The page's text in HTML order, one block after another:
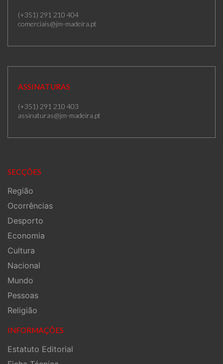
(+351) 291 210 404
comerciais@jm-madeira.pt
ASSINATURAS
(+351) 291 210 403
assinaturas@jm-madeira.pt
SECÇÕES
Região
Ocorrências
Desporto
Economia
Cultura
Nacional
Mundo
Pessoas
Religião
INFORMAÇÕES
Estatuto Editorial